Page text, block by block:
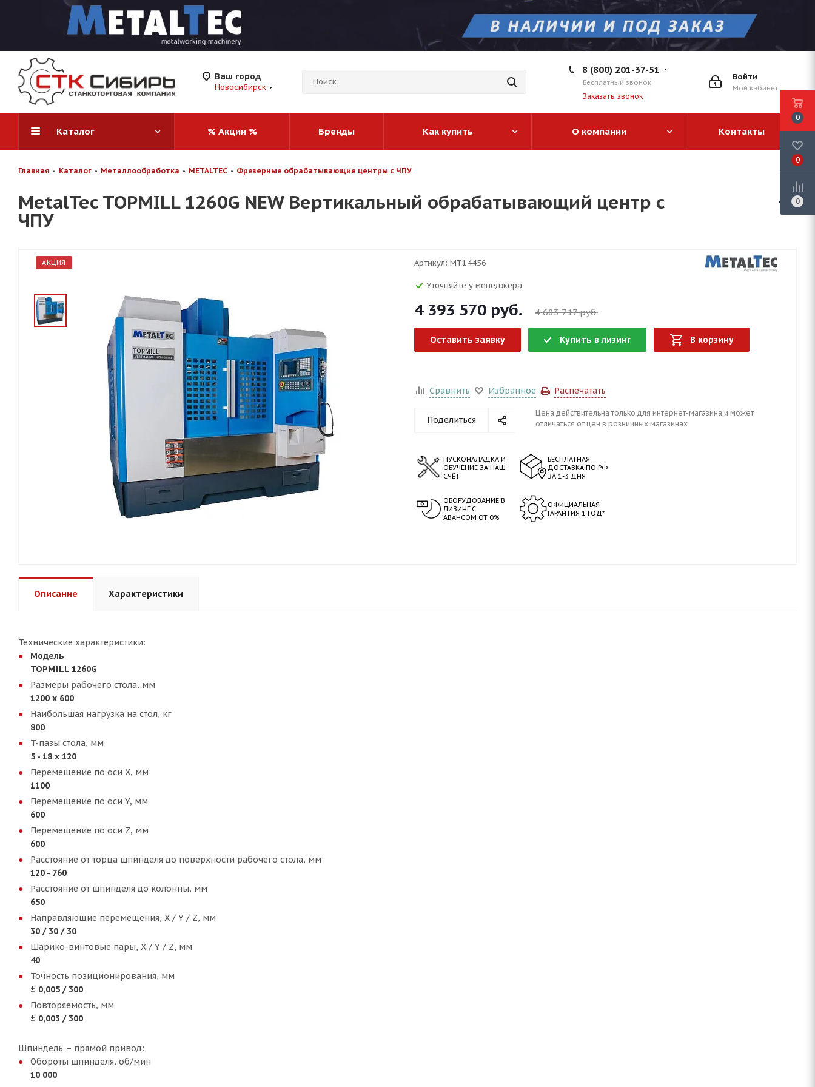
Ваш город
Новосибирск
Войти
Мой кабинет
8 (800) 201-37-51
Бесплатный звонок
Заказать звонок
Каталог % Акции % Бренды Как купить О компании Контакты
Главная - Каталог - Металлообработка - METALTEC - Фрезерные обрабатывающие центры с ЧПУ
MetalTec TOPMILL 1260G NEW Вертикальный обрабатывающий центр с
ЧПУ
АКЦИЯ Артикул: MT14456
Уточняйте у менеджера
4 393 570 руб. 4 683 717руб.
Оставить заявку Купить в лизинг В корзину
Сравнить Избранное Распечатать
Поделиться
Цена действительна только для интернет-магазина и может
отличаться от цен в розничных магазинах
ПУСКОНАЛАДКА И
ОБУЧЕНИЕ ЗА НАШ
СЧЁТ
БЕСПЛАТНАЯ
ДОСТАВКА ПО РФ
ЗА 1-3 ДНЯ
ОБОРУДОВАНИЕ В
ЛИЗИНГ С
АВАНСОМ ОТ 0%
ОФИЦИАЛЬНАЯ
ГАРАНТИЯ 1 ГОД*
Описание Характеристики
Технические характеристики:
Модель
TOPMILL 1260G
Размеры рабочего стола, мм
1200 x 600
Наибольшая нагрузка на стол, кг
800
T-пазы стола, мм
5 - 18 x 120
Перемещение по оси X, мм
1100
Перемещение по оси Y, мм
600
Перемещение по оси Z, мм
600
Расстояние от торца шпинделя до поверхности рабочего стола, мм
120 - 760
Расстояние от шпинделя до колонны, мм
650
Направляющие перемещения, X / Y / Z, мм
30 / 30 / 30
Шарико-винтовые пары, X / Y / Z, мм
40
Точность позиционирования, мм
± 0,005 / 300
Повторяемость, мм
± 0,003 / 300
Шпиндель – прямой привод:
Обороты шпинделя, об/мин
10 000
0
0
0